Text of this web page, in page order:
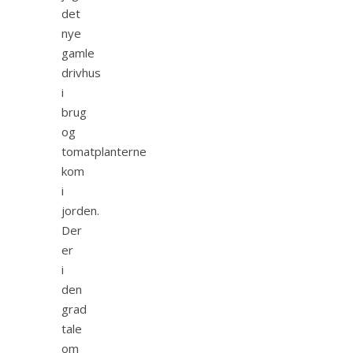
det
nye
gamle
drivhus
i
brug
og
tomatplanterne
kom
i
jorden.
Der
er
i
den
grad
tale
om